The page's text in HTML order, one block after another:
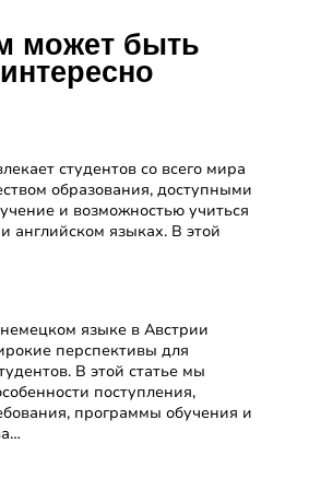
может быть
интересно
студентов со всего мира
образования, доступными
и возможностью учиться
английском языках. В этой
языке в Австрии
перспективы для
В этой статье мы
поступления,
программы обучения и